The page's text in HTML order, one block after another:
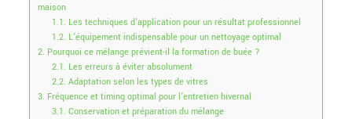
maison
1.1. Les techniques d’application pour un résultat professionnel
1.2. L’équipement indispensable pour un nettoyage optimal
2. Pourquoi ce mélange prévient-il la formation de buée ?
2.1. Les erreurs à éviter absolument
2.2. Adaptation selon les types de vitres
3. Fréquence et timing optimal pour l’entretien hivernal
3.1. Conservation et préparation du mélange